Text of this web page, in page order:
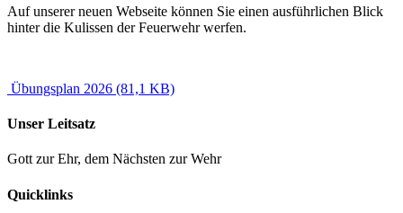
Auf unserer neuen Webseite können Sie einen ausführlichen Blick
hinter die Kulissen der Feuerwehr werfen.
Übungsplan 2026 (81,1 KB)
Unser Leitsatz
Gott zur Ehr, dem Nächsten zur Wehr
Quicklinks